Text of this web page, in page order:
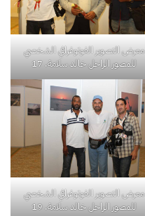
معرض التصوير الفوتوغرافي الشخصي
للمصور الراحل خالد سلامة. 17
معرض التصوير الفوتوغرافي الشخصي
للمصور الراحل خالد سلامة. 19